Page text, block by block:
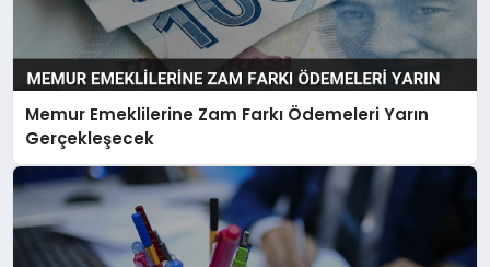
Memur Emeklilerine Zam Farkı Ödemeleri Yarın
Gerçekleşecek